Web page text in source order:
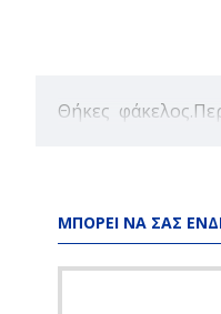
Θήκες
ΜΠΟΡΕΊ ΝΑ ΣΑΣ